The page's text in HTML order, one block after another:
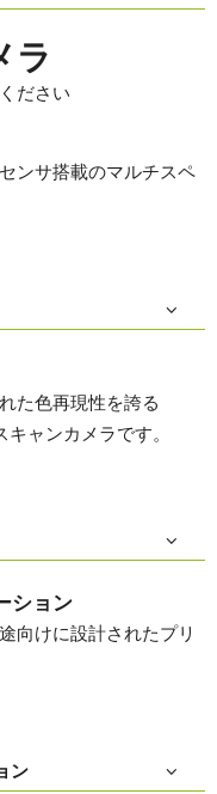
ラ
ださい
ンサ搭載のマルチスペ
た色再現性を誇る
ャンカメラです。
ション
向けに設計されたプリ
ン